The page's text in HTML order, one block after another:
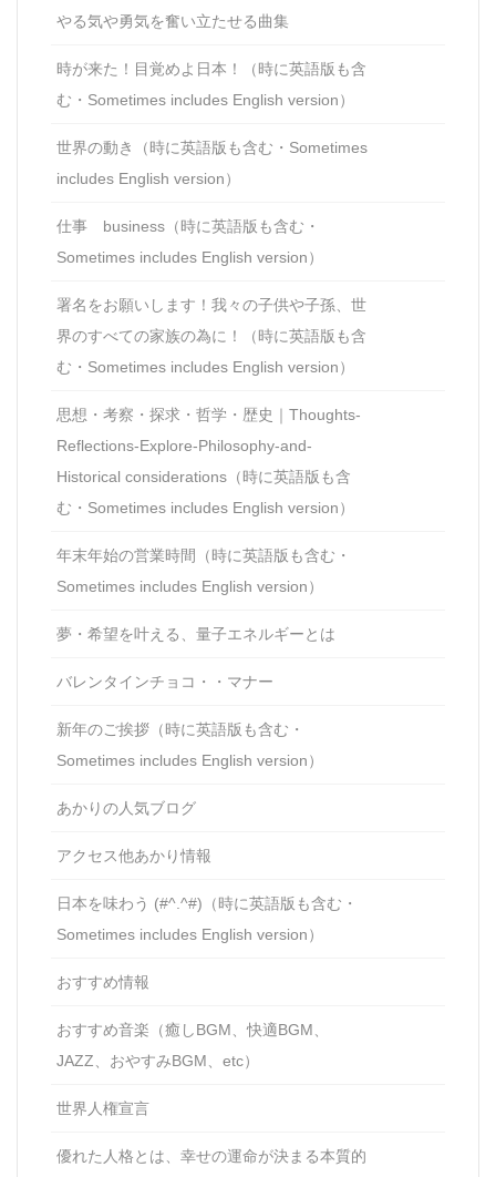
やる気や勇気を奮い立たせる曲集
時が来た！目覚めよ日本！（時に英語版も含
む・Sometimes includes English version）
世界の動き（時に英語版も含む・Sometimes
includes English version）
仕事 business（時に英語版も含む・
Sometimes includes English version）
署名をお願いします！我々の子供や子孫、世
界のすべての家族の為に！（時に英語版も含
む・Sometimes includes English version）
思想・考察・探求・哲学・歴史｜Thoughts-
Reflections-Explore-Philosophy-and-
Historical considerations（時に英語版も含
む・Sometimes includes English version）
年末年始の営業時間（時に英語版も含む・
Sometimes includes English version）
夢・希望を叶える、量子エネルギーとは
バレンタインチョコ・・マナー
新年のご挨拶（時に英語版も含む・
Sometimes includes English version）
あかりの人気ブログ
アクセス他あかり情報
日本を味わう (#^.^#)（時に英語版も含む・
Sometimes includes English version）
おすすめ情報
おすすめ音楽（癒しBGM、快適BGM、
JAZZ、おやすみBGM、etc）
世界人権宣言
優れた人格とは、幸せの運命が決まる本質的